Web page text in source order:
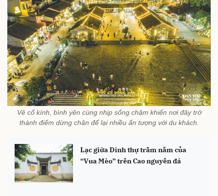
Vẻ cổ kính, bình yên cùng nhịp sống chậm khiến nơi đây trở
thành điểm dừng chân để lại nhiều ấn tượng với du khách.
Lạc giữa Dinh thự trăm năm của
“Vua Mèo” trên Cao nguyên đá